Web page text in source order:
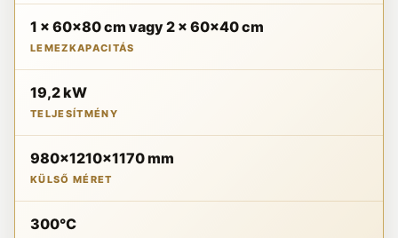
1 x 60x80 cm vagy 2 x 60x40 cm
LEMEZKAPACITÁS
19,2 kW
TELJESÍTMÉNY
980x1210x1170 mm
KÜLSŐ MÉRET
300°C